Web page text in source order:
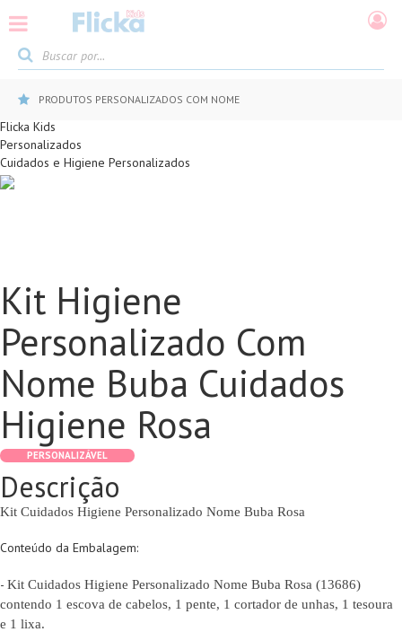
PRODUTOS PERSONALIZADOS COM NOME
Flicka Kids
Personalizados
Cuidados e Higiene Personalizados
Kit Higiene
Personalizado Com
Nome Buba Cuidados
Higiene Rosa
PERSONALIZÁVEL
Descrição
Kit Cuidados Higiene Personalizado Nome Buba Rosa
Conteúdo da Embalagem:
- Kit Cuidados Higiene Personalizado Nome Buba Rosa (13686)
contendo 1 escova de cabelos, 1 pente, 1 cortador de unhas, 1 tesoura
e 1 lixa.